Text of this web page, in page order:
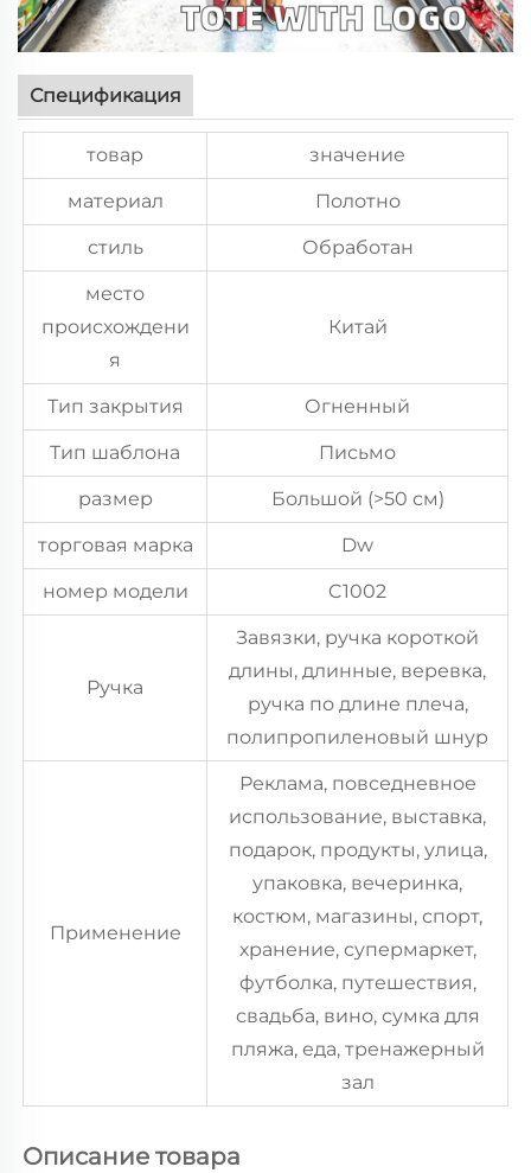
Спецификация
товар значение
материал Полотно
стиль Обработан
место
происхождени
я
Китай
Тип закрытия Огненный
Тип шаблона Письмо
размер Большой (>50 см)
торговая марка Dw
номер модели C1002
Ручка
Завязки, ручка короткой
длины, длинные, веревка,
ручка по длине плеча,
полипропиленовый шнур
Применение
Реклама, повседневное
использование, выставка,
подарок, продукты, улица,
упаковка, вечеринка,
костюм, магазины, спорт,
хранение, супермаркет,
футболка, путешествия,
свадьба, вино, сумка для
пляжа, еда, тренажерный
зал
Описание товара